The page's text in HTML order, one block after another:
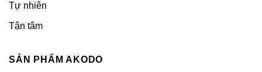
Tự nhiên
Tận tâm
SẢN PHẨM AKODO